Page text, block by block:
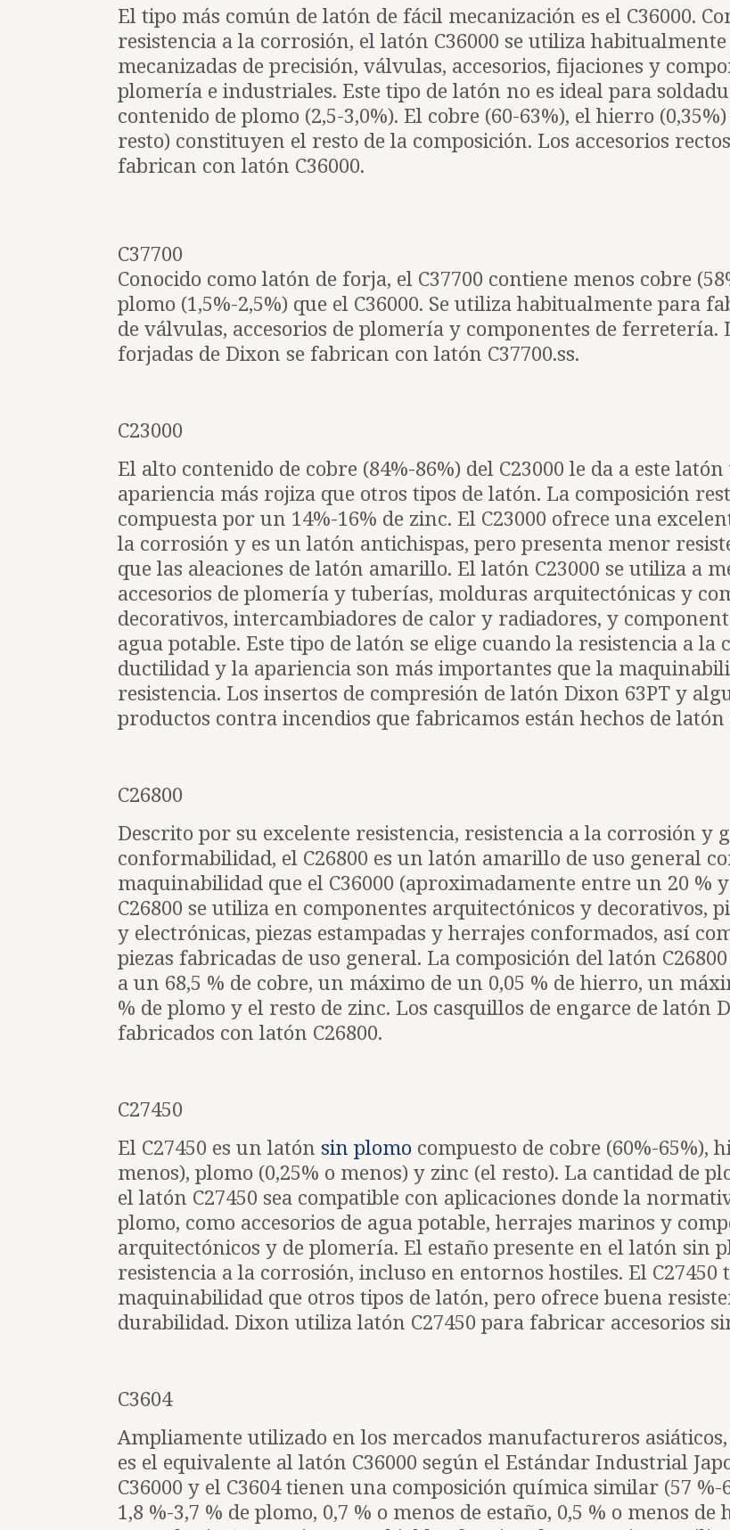
El tipo más común de latón de fácil mecanización es el C36000.
resistencia a la corrosión, el latón C36000 se utiliza
mecanizadas de precisión, válvulas, accesorios, fijaciones y
plomería e industriales. Este tipo de latón no es ideal para
contenido de plomo (2,5-3,0%). El cobre (60-63%), el hierro
resto) constituyen el resto de la composición. Los accesorios
fabrican con latón C36000.
C37700
Conocido como latón de forja, el C37700 contiene menos cobre
plomo (1,5%-2,5%) que el C36000. Se utiliza habitualmente para
de válvulas, accesorios de plomería y componentes de ferretería.
forjadas de Dixon se fabrican con latón C37700.ss.
C23000
El alto contenido de cobre (84%-86%) del C23000 le da a este
apariencia más rojiza que otros tipos de latón. La composición
compuesta por un 14%-16% de zinc. El C23000 ofrece una
la corrosión y es un latón antichispas, pero presenta menor
que las aleaciones de latón amarillo. El latón C23000 se utiliza a
accesorios de plomería y tuberías, molduras arquitectónicas y
decorativos, intercambiadores de calor y radiadores, y
agua potable. Este tipo de latón se elige cuando la resistencia a la
ductilidad y la apariencia son más importantes que la
resistencia. Los insertos de compresión de latón Dixon 63PT y
productos contra incendios que fabricamos están hechos de latón
C26800
Descrito por su excelente resistencia, resistencia a la corrosión y
conformabilidad, el C26800 es un latón amarillo de uso general
maquinabilidad que el C36000 (aproximadamente entre un 20 %
C26800 se utiliza en componentes arquitectónicos y decorativos,
y electrónicas, piezas estampadas y herrajes conformados, así
piezas fabricadas de uso general. La composición del latón
a un 68,5 % de cobre, un máximo de un 0,05 % de hierro, un
% de plomo y el resto de zinc. Los casquillos de engarce de latón
fabricados con latón C26800.
C27450
El C27450 es un latón sin plomo compuesto de cobre (60%-65%),
menos), plomo (0,25% o menos) y zinc (el resto). La cantidad de
el latón C27450 sea compatible con aplicaciones donde la
plomo, como accesorios de agua potable, herrajes marinos y
arquitectónicos y de plomería. El estaño presente en el latón sin
resistencia a la corrosión, incluso en entornos hostiles. El C27450
maquinabilidad que otros tipos de latón, pero ofrece buena
durabilidad. Dixon utiliza latón C27450 para fabricar accesorios
C3604
Ampliamente utilizado en los mercados manufactureros
es el equivalente al latón C36000 según el Estándar Industrial
C36000 y el C3604 tienen una composición química similar (57 %-
1,8 %-3,7 % de plomo, 0,7 % o menos de estaño, 0,5 % o menos